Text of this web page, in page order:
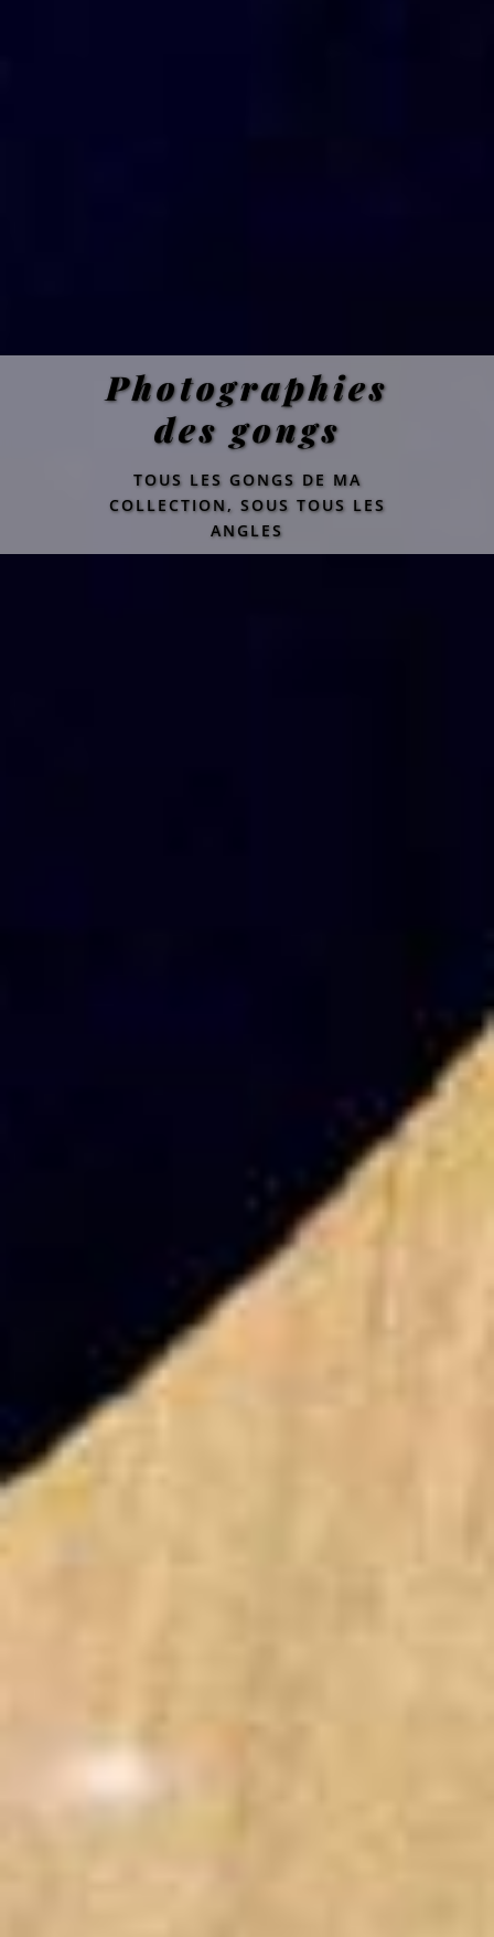
Photographies
des gongs
TOUS LES GONGS DE MA
COLLECTION, SOUS TOUS LES
ANGLES